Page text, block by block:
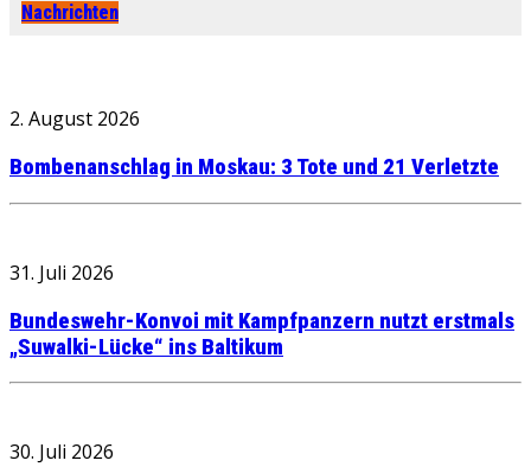
Nachrichten
2. August 2026
Bombenanschlag in Moskau: 3 Tote und 21 Verletzte
31. Juli 2026
Bundeswehr-Konvoi mit Kampfpanzern nutzt erstmals
„Suwalki-Lücke“ ins Baltikum
30. Juli 2026